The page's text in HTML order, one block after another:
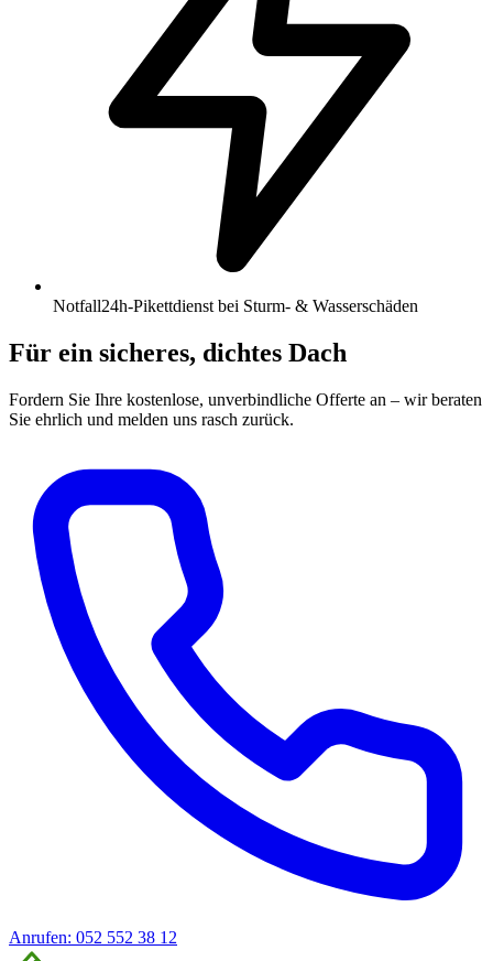
Notfall24h-Pikettdienst bei Sturm- & Wasserschäden
Für ein sicheres, dichtes Dach
Fordern Sie Ihre kostenlose, unverbindliche Offerte an – wir beraten
Sie ehrlich und melden uns rasch zurück.
Anrufen: 052 552 38 12